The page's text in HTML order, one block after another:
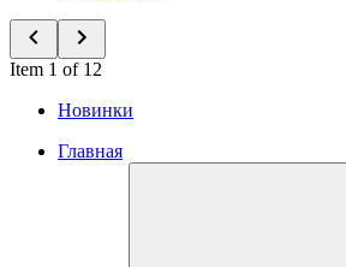
Item 1 of 12
Новинки
Главная